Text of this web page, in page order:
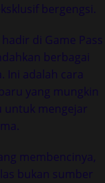
bergengsi.
di Game Pass
berbagai
Ini adalah cara
yang mungkin
untuk mengejar
membencinya,
bukan sumber